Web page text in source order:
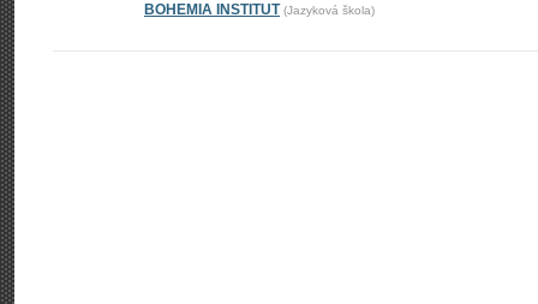
BOHEMIA INSTITUT (Jazyková škola)